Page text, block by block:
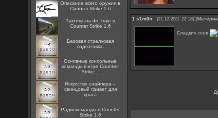
Описание всего оружия в
Counter Strike 1.6
Тактика на de_train в
Counter Strike 1.6
Базовая стрелковая
подготовка.
Основные консольные
команды в игре Counter-
Strike:...
Искусство снайпера –
свинцовый привет для
врага
Радиокоманды в Counter
Strike 1.6
1 s1m0n (21.12.2011 22:18) [
Сладких снов